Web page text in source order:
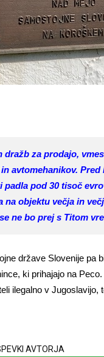
dražb za prodajo,
avtomehanikov.
pod 30 tisoč
na objektu večja in
ne bo prej s Titom
države Slovenije pa
ki prihajajo na
ilegalno v
AVTORJA